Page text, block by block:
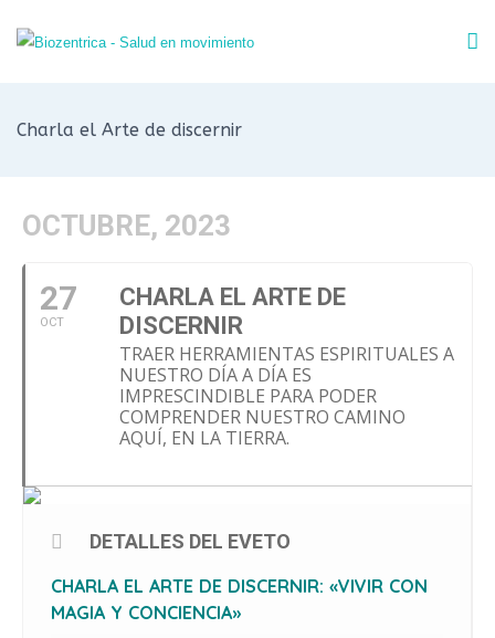
Charla el Arte de discernir
OCTUBRE, 2023
27
OCT
CHARLA EL ARTE DE
DISCERNIR
TRAER HERRAMIENTAS ESPIRITUALES A
NUESTRO DÍA A DÍA ES
IMPRESCINDIBLE PARA PODER
COMPRENDER NUESTRO CAMINO
AQUÍ, EN LA TIERRA.
DETALLES DEL EVETO
CHARLA EL ARTE DE DISCERNIR: «VIVIR CON
MAGIA Y CONCIENCIA»